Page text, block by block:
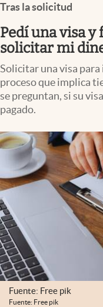
Espiritual
Streaming
PC y mobile
Lifestyle
USA
Tras la solicitud
Pedí una visa y
solicitar mi
Solicitar una visa para
proceso que implica
se preguntan, si su
pagado.
Fuente: Free pik
Fuente: Free pik